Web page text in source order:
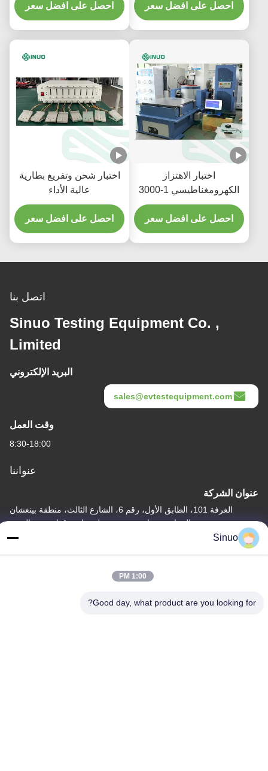
احصل على افضل سعر
مستقلة بالكامل لاختبار
بطاريات الليثيوم
احصل على افضل سعر
اختبار الاهتزاز
الكهرومغناطيسي 1-3000
هرتز يغطي الصدمات
السينية والعشوائية
والكلاسيكية
احصل على افضل سعر
اختبار شحن وتفريغ بطارية
عالية الأداء
احصل على افضل سعر
اتصل بنا
Sinuo Testing Equipment Co. ,
Limited
البريد الإلكتروني
sales@evtestequipment.com
وقت العمل
8:30-18:00
عنواننا
عنوان الشركة
الغرفة 101، الطابق الأول، رقم 6، الشارع الثالث، منطقة بينغشان
الصناعية، شارع شيبي، منطقة بانيو، قوانغتشو، الصين
عنوان المصنع
الصناعية، شارع شيبي، منطقة بانيو، قوانغتشو، الصين
هاتف
Sinuo
1:00 PM
Good day, what product are you looking for?